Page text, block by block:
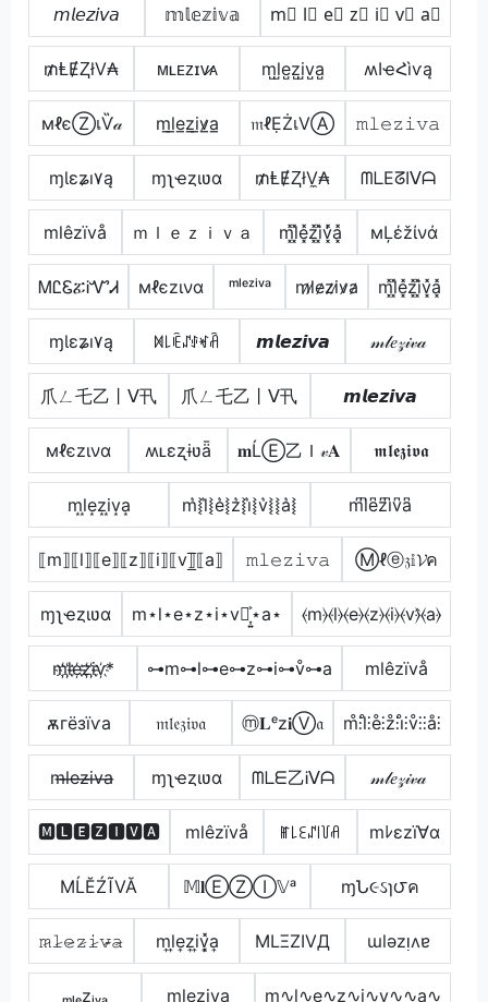
𝘮𝘭𝘦𝘻𝘪𝘷𝘢 𝕞𝕝𝕖𝕫𝕚𝕧𝕒 m⃣ l⃣ e⃣ z⃣ i⃣ v⃣ a⃣
₥ⱠɆⱫłV₳ ᴍʟᴇᴢɪᴠ̷ᴀ m̺l̺e̺z̺i̺v̺a̺ ʍӀҽՀìѵą
мℓєⓏเѶ𝒶 m̲l̲e̲z̲i̲v̷̲a̲ 𝔪ℓẸŻเVⒶ 𝚖𝚕𝚎𝚣𝚒𝚟𝚊
ɱƖɛʑı۷ą ɱʅҽȥιʋα ₥ⱠɆⱫłV̼₳ ᗰᒪEᘔIᐯᗩ
mlêzïvå ｍｌｅｚｉｖａ m͓̽l͓̽e͓̽z͓̽i͓̽v͓̽̾a͓̽ мĻέžίνά
ᎷᏝᏋፚᎥᏉᏗ мℓєzινα ᵐˡᵉᶻⁱᵛᵃ m̷l̷e̷z̷i̷v̷a̷ m͓̽l͓̽e͓̽z͓̽i͓̽v͓̽a͓̽
ɱƖɛʑı۷ą ꁒ꒒ꍟꁴꂑꏝꋫ 𝙢𝙡𝙚𝙯𝙞𝙫𝙖 𝓂𝓁𝑒𝓏𝒾𝓋𝒶
爪ㄥ乇乙丨ᐯ卂 爪ㄥ乇乙丨ᐯ卂 𝙢𝙡𝙚𝙯𝙞𝙫𝙖
мℓєzινα ʍʟɛʐɨʋǟ 𝐦ĹⒺ乙Ｉ𝓋𝐀 𝖒𝖑𝖊𝖟𝖎𝖛𝖆
m͙l͙e͙z͙i͙v͙a͙ m͛⦚l͛⦚e͛⦚z͛⦚i͛⦚v͛⦚⦚a͛⦚ m͆l͆e͆z͆i͆v͆a͆
⟦m⟧⟦l⟧⟦e⟧⟦z⟧⟦i⟧⟦v⟧̲̅⟦a⟧ 𝚖𝚕𝚎𝚣𝚒𝚟𝚊 Ⓜℓⓔ𝔷𝕚𝓥ค
ɱʅҽȥιʋα m⋆l⋆e⋆z⋆i⋆v⋆͎͍͐⋆a⋆ ⦑m⦒⦑l⦒⦑e⦒⦑z⦒⦑i⦒⦑v⦒̂⦑a⦒
m҉l҉e҉z҉i҉v҉* ⊶m⊶l⊶e⊶z⊶i⊶v̊⊶a mlêzïvå
ѫгёзїѵа 𝔪𝔩𝔢𝔷𝔦𝔳𝔞 ⓜ𝐋ᵉz𝐢Ⓥ𝔞 m̊⫶l̊⫶e̊⫶z̊⫶i̊⫶v̊⫶⫶å⫶
m̶l̶e̶z̶i̶v̶a̶ ɱʅҽȥιʋα ᗰᒪᗴ乙Ꭵᐯᗩ 𝓂𝓁𝑒𝓏𝒾𝓋𝒶
🅼🅻🅴🆉🅸🆅🅰 mlêzïvå ꂵ꒒ꏂꁴ꒐꒦ꋬ mﾚεzï∀α
МĹĔŹĨVĂ 𝕄𝐥ⒺⓏⒾ𝕍ᵃ ɱՆ૯ઽɿ౮ค
𝚖̷𝚕̷𝚎̷𝚣̷𝚒̷𝚟̷̴𝚊̷ m͎l͎e͎z͎i͎v͎͓̽a͎ MLΞZIVД ɯlǝzᴉʌɐ
ₘₗₑzᵢᵥₐ m͎l͎e͎z͎i͎v͎a͎ m∿l∿e∿z∿i∿v∿∿a∿